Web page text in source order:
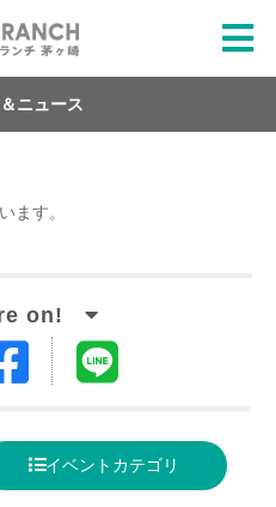
ニュース
ます。
Facebook
る
イベントカテゴリ